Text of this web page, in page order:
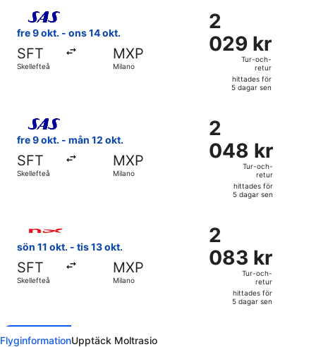
dagar
sen
fre 9 okt. - ons 14 okt.
SFT
Skellefteå
MXP
Milano
2
029 kr
Tur-
retur,
hittades
dagar
sen
2
029 kr
Tur-och-
retur
hittades för
5 dagar sen
Välj flyg med Scandinavian Airlines, med avresa fre 9
fre 9 okt. - mån 12 okt.
SFT
Skellefteå
MXP
Milano
2
048 kr
Tur-
retur,
hittades
dagar
sen
2
048 kr
Tur-och-
retur
hittades för
5 dagar sen
Välj flyg med Scandinavian Airlines, med avresa fre 9
sön 11 okt. - tis 13 okt.
SFT
Skellefteå
MXP
Milano
2
083 kr
Tur-
retur,
hittades
2
083 kr
Tur-och-
retur
hittades för
5 dagar sen
FlyginformationUpptäck Moltrasio